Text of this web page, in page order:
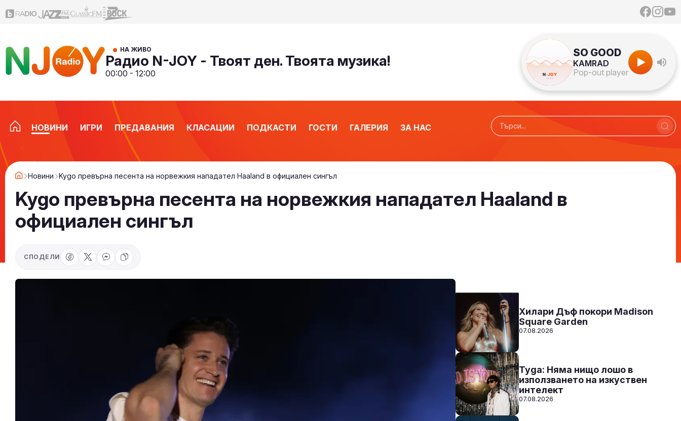
НА ЖИВО
Радио N-JOY - Твоят ден. Твоята музика!
00:00 - 12:00
SO GOOD
KAMRAD
Pop-out player
НОВИНИ ИГРИ ПРЕДАВАНИЯ КЛАСАЦИИ ПОДКАСТИ ГОСТИ ГАЛЕРИЯ ЗА НАС
Новини Kygo превърна песента на норвежкия нападател Haaland в официален сингъл
Kygo превърна песента на норвежкия нападател Haaland в
официален сингъл
СПОДЕЛИ
СЛУШАЙ
Хилари Дъф покори Madison
Square Garden
07.08.2026
Tyga: Няма нищо лошо в
използването на изкуствен
интелект
07.08.2026